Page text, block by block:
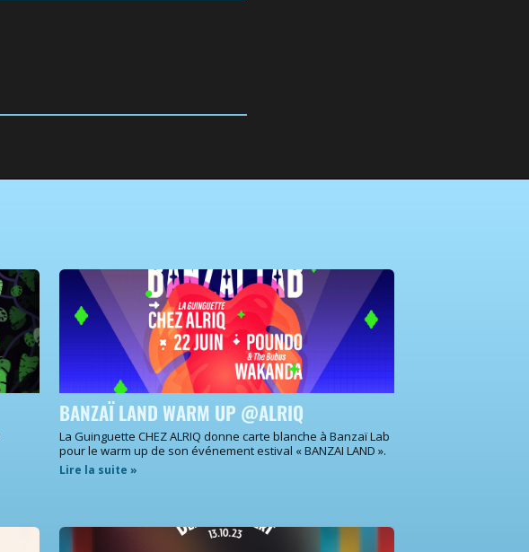
BANZAÏ LAND WARM UP @ALRIQ
La Guinguette CHEZ ALRIQ donne carte blanche à Banzaï Lab
pour le warm up de son événement estival « BANZAI LAND ».
Lire la suite »